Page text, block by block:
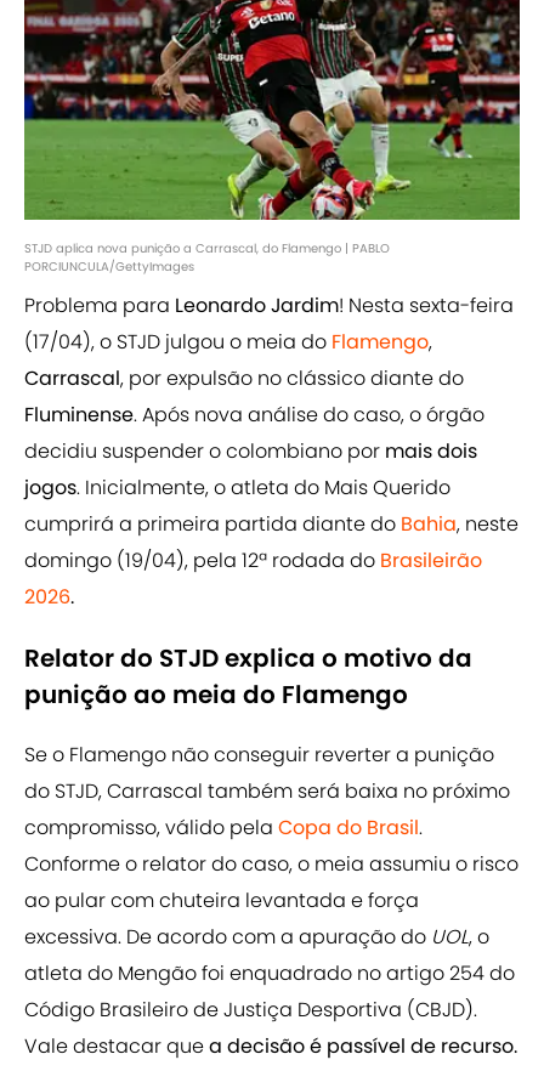
STJD aplica nova punição a Carrascal, do Flamengo | PABLO
PORCIUNCULA/GettyImages
Problema para Leonardo Jardim! Nesta sexta-feira
(17/04), o STJD julgou o meia do Flamengo,
Carrascal, por expulsão no clássico diante do
Fluminense. Após nova análise do caso, o órgão
decidiu suspender o colombiano por mais dois
jogos. Inicialmente, o atleta do Mais Querido
cumprirá a primeira partida diante do Bahia, neste
domingo (19/04), pela 12ª rodada do Brasileirão
2026.
Relator do STJD explica o motivo da
punição ao meia do Flamengo
Se o Flamengo não conseguir reverter a punição
do STJD, Carrascal também será baixa no próximo
compromisso, válido pela Copa do Brasil.
Conforme o relator do caso, o meia assumiu o risco
ao pular com chuteira levantada e força
excessiva. De acordo com a apuração do UOL, o
atleta do Mengão foi enquadrado no artigo 254 do
Código Brasileiro de Justiça Desportiva (CBJD).
Vale destacar quea decisão é passível de recurso.